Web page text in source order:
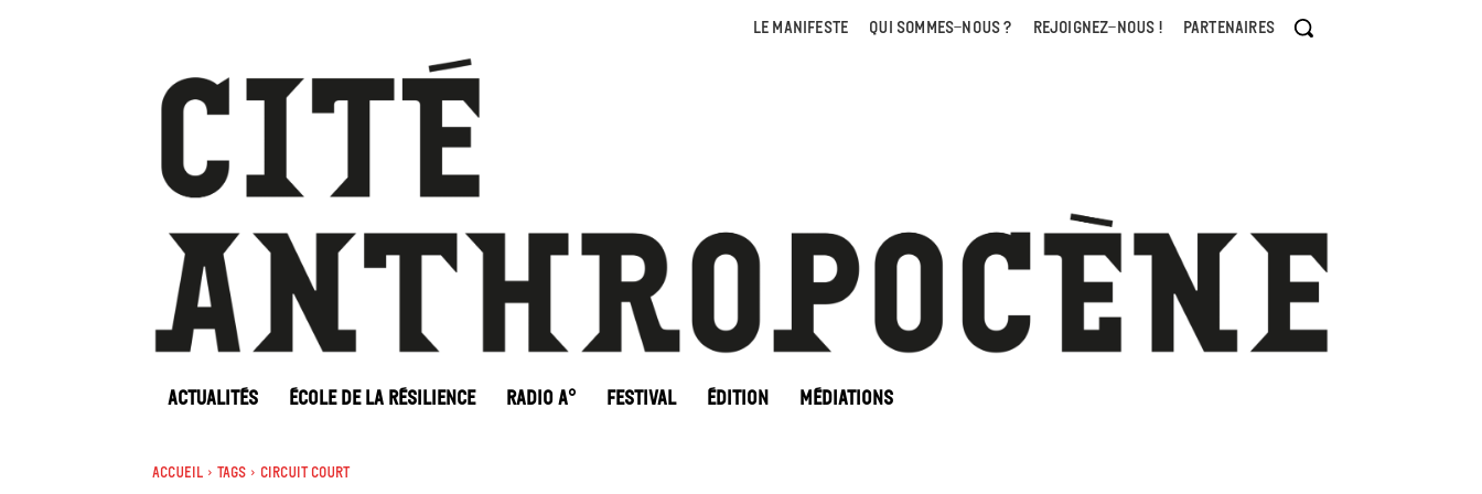
LE MANIFESTE QUI SOMMES-NOUS ? REJOIGNEZ-NOUS ! PARTENAIRES
ACTUALITÉS ÉCOLE DE LA RÉSILIENCE RADIO A° FESTIVAL ÉDITION MÉDIATIONS
Accueil Tags Circuit court